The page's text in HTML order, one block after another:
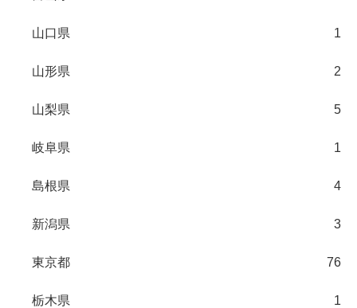
山口県 1
山形県 2
山梨県 5
岐阜県 1
島根県 4
新潟県 3
東京都 76
栃木県 1